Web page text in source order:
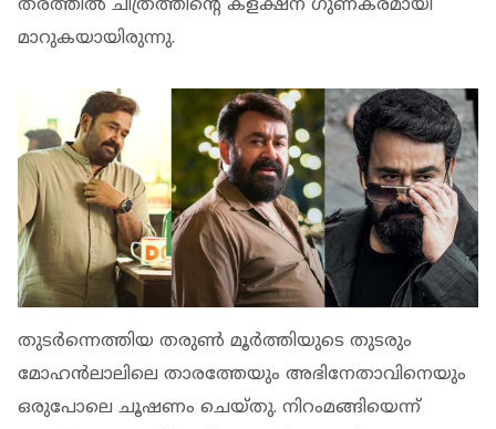
തരത്തില്‍ ചിത്രത്തിന്‍റെ കളക്ഷന് ഗുണകരമായി
മാറുകയായിരുന്നു.
തുടർന്നെത്തിയ തരുൺ മൂർത്തിയുടെ തുടരും
മോഹൻലാലിലെ താരത്തേയും അഭിനേതാവിനെയും
ഒരുപോലെ ചൂഷണം ചെയ്തു. നിറംമങ്ങിയെന്ന്